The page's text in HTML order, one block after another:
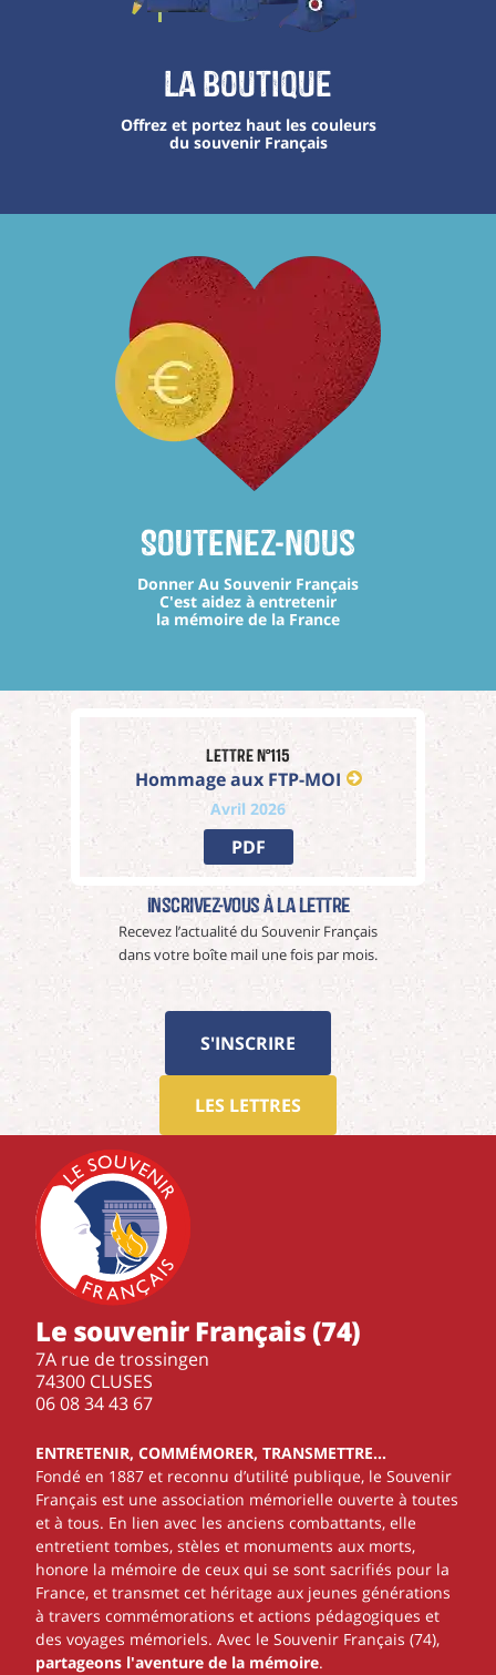
La boutique
Offrez et portez haut les couleurs
du souvenir Français
Soutenez-nous
Donner Au Souvenir Français
C'est aidez à entretenir
la mémoire de la France
Lettre n°115
Hommage aux FTP-MOI
Avril 2026
PDF
Inscrivez-vous à La Lettre
Recevez l’actualité du Souvenir Français
dans votre boîte mail une fois par mois.
S'INSCRIRE
LES LETTRES
Le souvenir Français (74)
7A rue de trossingen
74300 CLUSES
‭06 08 34 43 67‬
ENTRETENIR, COMMÉMORER, TRANSMETTRE…
Fondé en 1887 et reconnu d’utilité publique, le Souvenir
Français est une association mémorielle ouverte à toutes
et à tous. En lien avec les anciens combattants, elle
entretient tombes, stèles et monuments aux morts,
honore la mémoire de ceux qui se sont sacrifiés pour la
France, et transmet cet héritage aux jeunes générations
à travers commémorations et actions pédagogiques et
des voyages mémoriels. Avec le Souvenir Français (74),
partageons l'aventure de la mémoire.